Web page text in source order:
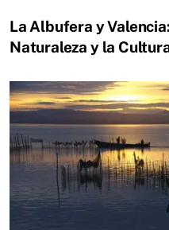
La Albufera y
Naturaleza y la